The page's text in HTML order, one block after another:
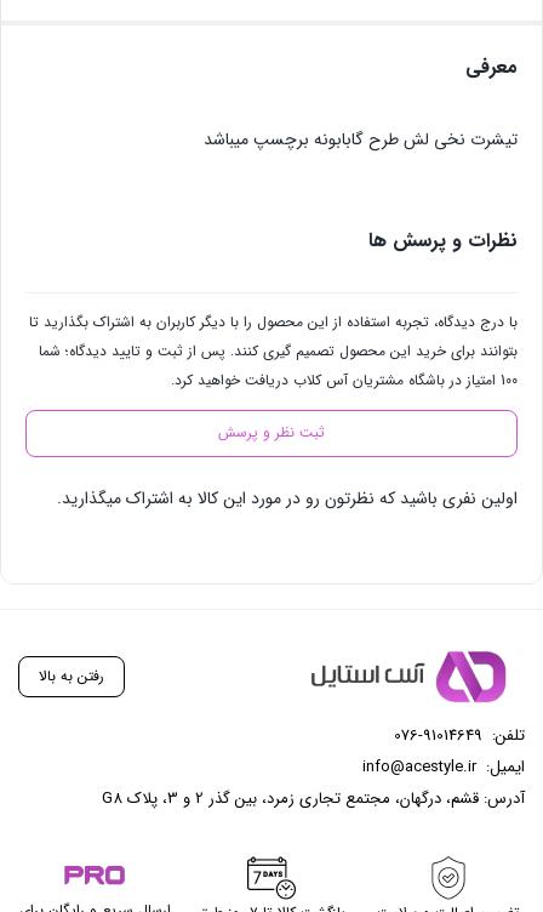
معرفی
تیشرت نخی لش طرح گابابونه برچسپ میباشد
نظرات و پرسش ها
با درج دیدگاه، تجربه استفاده از این محصول را با دیگر کاربران به اشتراک بگذارید تا
بتوانند برای خرید این محصول تصمیم گیری کنند. پس از ثبت و تایید دیدگاه؛ شما
100 امتیاز در باشگاه مشتریان آس کلاب دریافت خواهید کرد.
ثبت نظر و پرسش
اولین نفری باشید که نظرتون رو در مورد این کالا به اشتراک میگذارید.
رفتن به بالا
تلفن: 076-91014649
ایمیل:info@acestyle.ir
آدرس: قشم، درگهان، مجتمع تجاری زمرد، بین گذر 2 و 3، پلاک G8